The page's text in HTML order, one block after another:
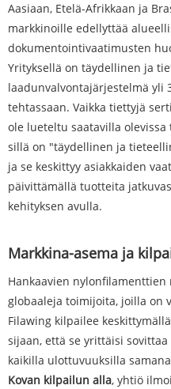
Aasiaan, Etelä-Afrikkaan ja
markkinoille edellyttää
dokumentointivaatimusten
Yrityksellä on täydellinen ja
laadunvalvontajärjestelmä yli
tehtassaan. Vaikka tiettyjä
ole lueteltu saatavilla olevissa
sillä on "täydellinen ja
ja se keskittyy asiakkaiden
päivittämällä tuotteita
kehityksen avulla.
Markkina-asema ja
Hankaavien
globaaleja toimijoita, joilla on
Filawing kilpailee
sijaan, että se yrittäisi
kaikilla ulottuvuuksilla
Kovan kilpailun alla, yhtiö